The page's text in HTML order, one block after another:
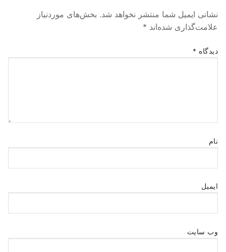
نشانی ایمیل شما منتشر نخواهد شد. بخش‌های موردنیاز
علامت‌گذاری شده‌اند *
دیدگاه *
نام
ایمیل
وب‌ سایت